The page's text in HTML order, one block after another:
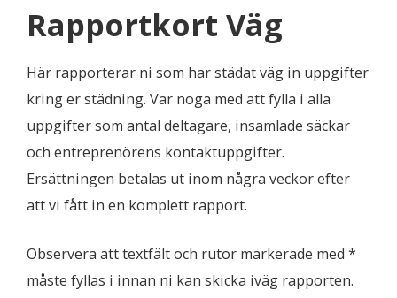
Rapportkort Väg
Här rapporterar ni som har städat väg in uppgifter
kring er städning. Var noga med att fylla i alla
uppgifter som antal deltagare, insamlade säckar
och entreprenörens kontaktuppgifter.
Ersättningen betalas ut inom några veckor efter
att vi fått in en komplett rapport.
Observera att textfält och rutor markerade med *
måste fyllas i innan ni kan skicka iväg rapporten.